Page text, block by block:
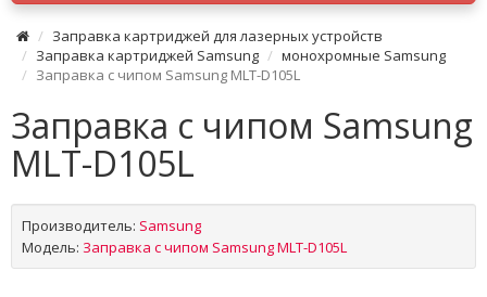
Заправка картриджей для лазерных устройств
Заправка картриджей Samsung
монохромные Samsung
Заправка с чипом Samsung MLT-D105L
Заправка с чипом Samsung
MLT-D105L
Производитель: Samsung
Модель: Заправка с чипом Samsung MLT-D105L